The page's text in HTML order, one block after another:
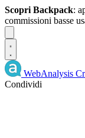
Scopri Backpack:
commissioni basse
WebAnalysis
Condividi